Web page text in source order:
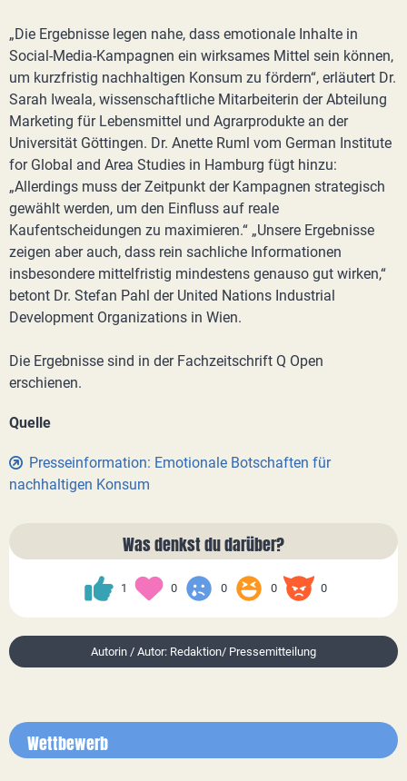
„Die Ergebnisse legen nahe, dass emotionale Inhalte in
Social-Media-Kampagnen ein wirksames Mittel sein können,
um kurzfristig nachhaltigen Konsum zu fördern“, erläutert Dr.
Sarah Iweala, wissenschaftliche Mitarbeiterin der Abteilung
Marketing für Lebensmittel und Agrarprodukte an der
Universität Göttingen. Dr. Anette Ruml vom German Institute
for Global and Area Studies in Hamburg fügt hinzu:
„Allerdings muss der Zeitpunkt der Kampagnen strategisch
gewählt werden, um den Einfluss auf reale
Kaufentscheidungen zu maximieren.“ „Unsere Ergebnisse
zeigen aber auch, dass rein sachliche Informationen
insbesondere mittelfristig mindestens genauso gut wirken,“
betont Dr. Stefan Pahl der United Nations Industrial
Development Organizations in Wien.
Die Ergebnisse sind in der Fachzeitschrift Q Open
erschienen.
Quelle
Presseinformation: Emotionale Botschaften für
nachhaltigen Konsum
Was denkst du darüber?
1 0 0 0 0
Autorin / Autor: Redaktion/ Pressemitteilung
Wettbewerb